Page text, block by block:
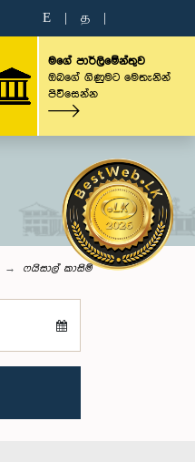
E த
මගේ පාර්ලිමේන්තුව
ඔබගේ ගිණුමට මෙතැනින්
පිවිසෙන්න
ෆයිසාල් කාසිම්